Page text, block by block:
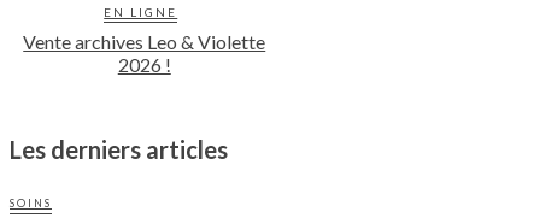
EN LIGNE
Vente archives Leo & Violette
2026 !
Les derniers articles
SOINS